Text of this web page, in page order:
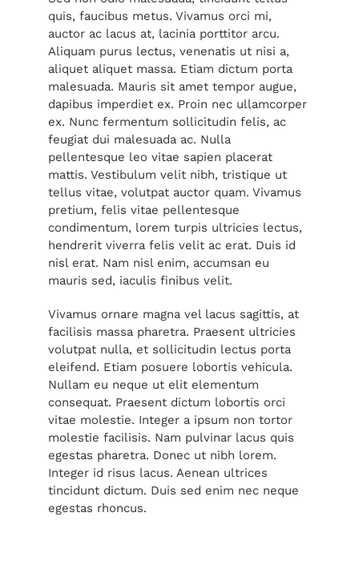
quis, faucibus metus. Vivamus orci mi,
auctor ac lacus at, lacinia porttitor arcu.
Aliquam purus lectus, venenatis ut nisi a,
aliquet aliquet massa. Etiam dictum porta
malesuada. Mauris sit amet tempor augue,
dapibus imperdiet ex. Proin nec ullamcorper
ex. Nunc fermentum sollicitudin felis, ac
feugiat dui malesuada ac. Nulla
pellentesque leo vitae sapien placerat
mattis. Vestibulum velit nibh, tristique ut
tellus vitae, volutpat auctor quam. Vivamus
pretium, felis vitae pellentesque
condimentum, lorem turpis ultricies lectus,
hendrerit viverra felis velit ac erat. Duis id
nisl erat. Nam nisl enim, accumsan eu
mauris sed, iaculis finibus velit.
Vivamus ornare magna vel lacus sagittis, at
facilisis massa pharetra. Praesent ultricies
volutpat nulla, et sollicitudin lectus porta
eleifend. Etiam posuere lobortis vehicula.
Nullam eu neque ut elit elementum
consequat. Praesent dictum lobortis orci
vitae molestie. Integer a ipsum non tortor
molestie facilisis. Nam pulvinar lacus quis
egestas pharetra. Donec ut nibh lorem.
Integer id risus lacus. Aenean ultrices
tincidunt dictum. Duis sed enim nec neque
egestas rhoncus.